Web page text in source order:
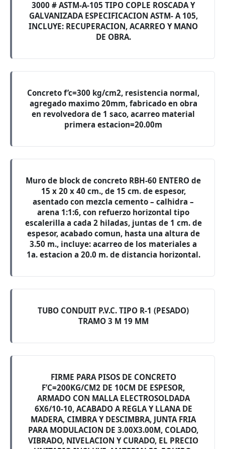
3000 # ASTM-A-105 TIPO COPLE ROSCADA Y
GALVANIZADA ESPECIFICACION ASTM- A 105,
INCLUYE: RECUPERACION, ACARREO Y MANO
DE OBRA.
Concreto f’c=300 kg/cm2, resistencia normal,
agregado maximo 20mm, fabricado en obra
en revolvedora de 1 saco, acarreo material
primera estacion=20.00m
Muro de block de concreto RBH-60 ENTERO de
15 x 20 x 40 cm., de 15 cm. de espesor,
asentado con mezcla cemento – calhidra –
arena 1:1:6, con refuerzo horizontal tipo
escalerilla a cada 2 hiladas, juntas de 1 cm. de
espesor, acabado comun, hasta una altura de
3.50 m., incluye: acarreo de los materiales a
1a. estacion a 20.0 m. de distancia horizontal.
TUBO CONDUIT P.V.C. TIPO R-1 (PESADO)
TRAMO 3 M 19 MM
FIRME PARA PISOS DE CONCRETO
F’C=200KG/CM2 DE 10CM DE ESPESOR,
ARMADO CON MALLA ELECTROSOLDADA
6X6/10-10, ACABADO A REGLA Y LLANA DE
MADERA, CIMBRA Y DESCIMBRA, JUNTA FRIA
PARA MODULACION DE 3.00X3.00M, COLADO,
VIBRADO, NIVELACION Y CURADO, EL PRECIO